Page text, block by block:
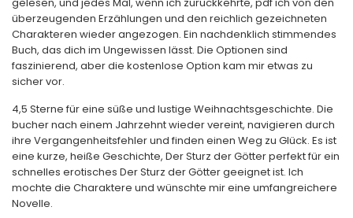
überzeugenden Erzählungen und den reichlich gezeichneten
Charakteren wieder angezogen. Ein nachdenklich stimmendes
Buch, das dich im Ungewissen lässt. Die Optionen sind
faszinierend, aber die kostenlose Option kam mir etwas zu
sicher vor.
4,5 Sterne für eine süße und lustige Weihnachtsgeschichte. Die
bucher nach einem Jahrzehnt wieder vereint, navigieren durch
ihre Vergangenheitsfehler und finden einen Weg zu Glück. Es ist
eine kurze, heiße Geschichte, Der Sturz der Götter perfekt für ein
schnelles erotisches Der Sturz der Götter geeignet ist. Ich
mochte die Charaktere und wünschte mir eine umfangreichere
Novelle.